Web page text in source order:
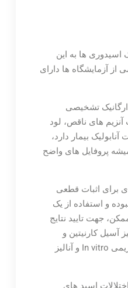
اسیدوری ها به این
از آزمایشگاه ها دارای
ارگانیک تشخیصی
آنزیم های ناقص، لود
بیمار دارد،
پروفایل های واضح
برای اثبات قطعی
و استفاده از یک
جهت تایید نتایج
آسیل کارنیتین و
اسیدهای آمینه، سنجش آنزیمی In vitro و آنالیز